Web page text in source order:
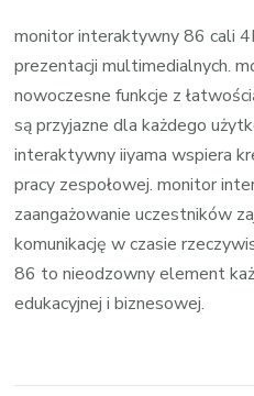
monitor interaktywny 86 cali
prezentacji multimedialnych.
nowoczesne funkcje z
są przyjazne dla każdego
interaktywny iiyama wspiera
pracy zespołowej. monitor
zaangażowanie uczestników
komunikację w czasie
86 to nieodzowny element
edukacyjnej i biznesowej.